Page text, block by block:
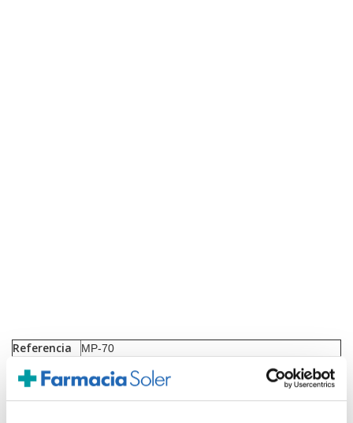
Referencia MP-70
Efectos
Estabilización y posicionamiento del pulgar,